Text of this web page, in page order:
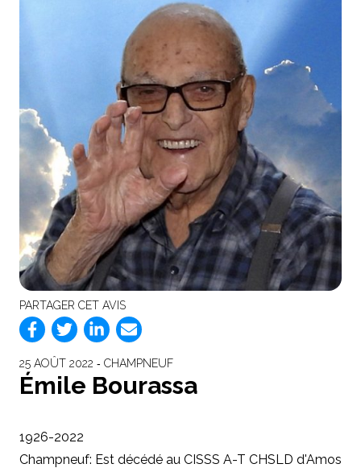
PARTAGER CET AVIS
25 AOÛT 2022 ‐ CHAMPNEUF
Émile Bourassa
1926-2022
Champneuf: Est décédé au CISSS A-T CHSLD d'Amos